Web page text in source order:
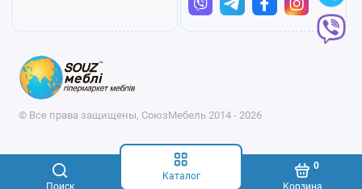
Поиск
Каталог
Корзина
0
© Все права защищены, СоюзМебель 2014 - 2026